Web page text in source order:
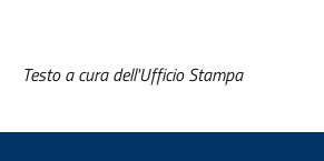
Testo a cura dell'Ufficio Stampa